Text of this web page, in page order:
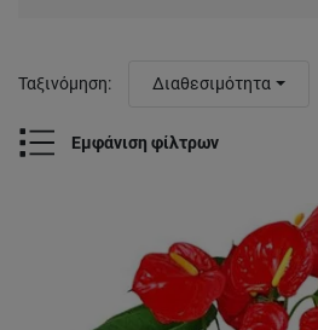
Εμφάνιση φίλτρων
Ταξινόμηση: Διαθεσιμότητα